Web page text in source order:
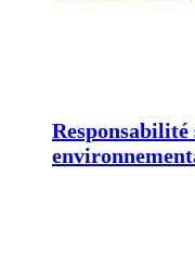
Responsabilité